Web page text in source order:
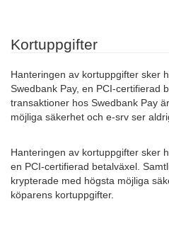
Kortuppgifter
Hanteringen av kortuppgifter sker
Swedbank Pay, en PCI-certifierad
transaktioner hos Swedbank Pay
möjliga säkerhet och e-srv ser
Hanteringen av kortuppgifter sker
en PCI-certifierad betalväxel.
krypterade med högsta möjliga
köparens kortuppgifter.